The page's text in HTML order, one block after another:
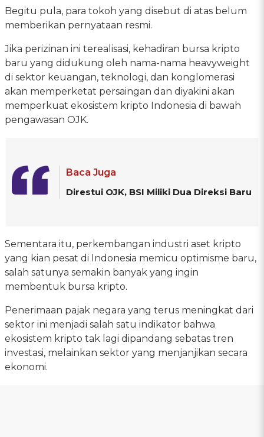
Begitu pula, para tokoh yang disebut di atas belum
memberikan pernyataan resmi.
Jika perizinan ini terealisasi, kehadiran bursa kripto
baru yang didukung oleh nama-nama heavyweight
di sektor keuangan, teknologi, dan konglomerasi
akan memperketat persaingan dan diyakini akan
memperkuat ekosistem kripto Indonesia di bawah
pengawasan OJK.
Baca Juga
Direstui OJK, BSI Miliki Dua Direksi Baru
Sementara itu, perkembangan industri aset kripto
yang kian pesat di Indonesia memicu optimisme baru,
salah satunya semakin banyak yang ingin
membentuk bursa kripto.
Penerimaan pajak negara yang terus meningkat dari
sektor ini menjadi salah satu indikator bahwa
ekosistem kripto tak lagi dipandang sebatas tren
investasi, melainkan sektor yang menjanjikan secara
ekonomi.